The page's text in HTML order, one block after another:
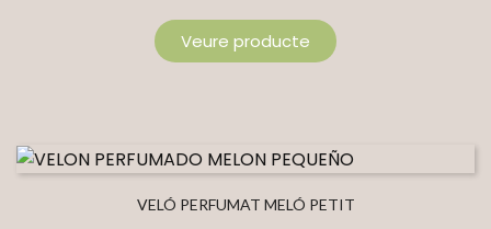
Veure producte
VELÓ PERFUMAT MELÓ PETIT